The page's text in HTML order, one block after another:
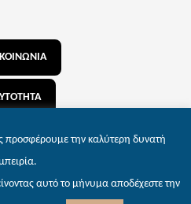
προσφέρουμε την καλύτερη δυνατή
αυτό το μήνυμα αποδέχεστε την